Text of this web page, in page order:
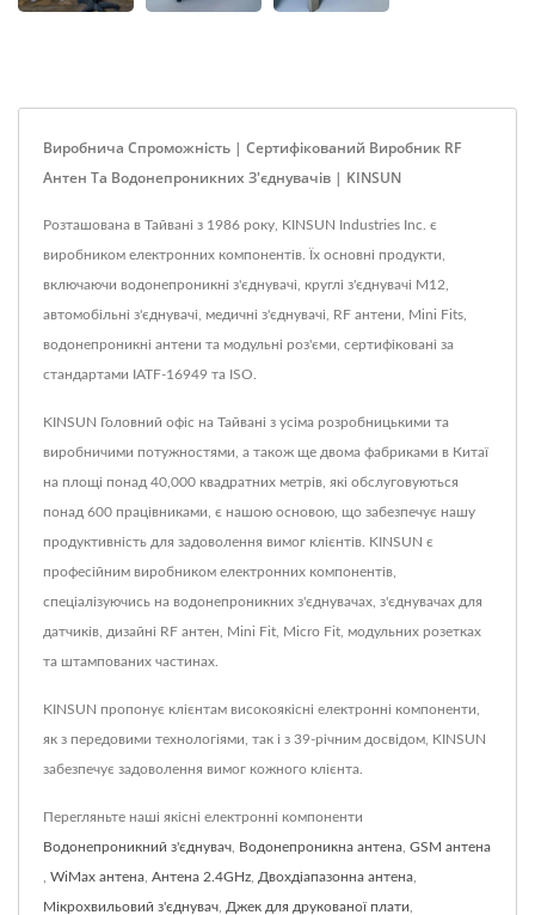
Виробнича Спроможність | Сертифікований Виробник RF
Антен Та Водонепроникних З'єднувачів | KINSUN
Розташована в Тайвані з 1986 року, KINSUN Industries Inc. є
виробником електронних компонентів. Їх основні продукти,
включаючи водонепроникні з'єднувачі, круглі з'єднувачі M12,
автомобільні з'єднувачі, медичні з'єднувачі, RF антени, Mini Fits,
водонепроникні антени та модульні роз'єми, сертифіковані за
стандартами IATF-16949 та ISO.
KINSUN Головний офіс на Тайвані з усіма розробницькими та
виробничими потужностями, а також ще двома фабриками в Китаї
на площі понад 40,000 квадратних метрів, які обслуговуються
понад 600 працівниками, є нашою основою, що забезпечує нашу
продуктивність для задоволення вимог клієнтів. KINSUN є
професійним виробником електронних компонентів,
спеціалізуючись на водонепроникних з'єднувачах, з'єднувачах для
датчиків, дизайні RF антен, Mini Fit, Micro Fit, модульних розетках
та штампованих частинах.
KINSUN пропонує клієнтам високоякісні електронні компоненти,
як з передовими технологіями, так і з 39-річним досвідом, KINSUN
забезпечує задоволення вимог кожного клієнта.
Перегляньте наші якісні електронні компоненти
Водонепроникний з'єднувач Водонепроникна антена GSM антена
WiMax антена Антена 2.4GHz Двохдіапазонна антена
Мікрохвильовий з'єднувач Джек для друкованої плати